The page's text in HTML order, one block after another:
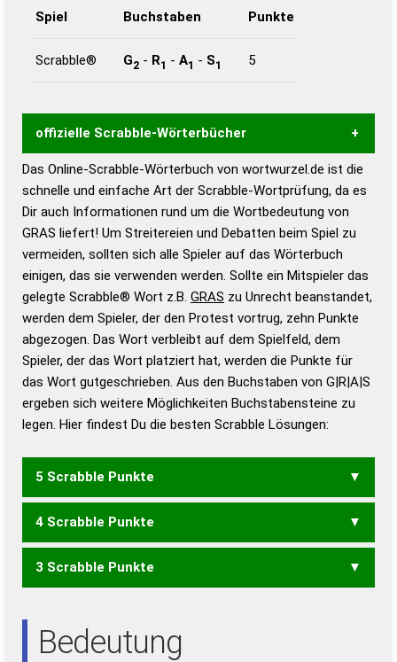
Spiel Buchstaben Punkte
Scrabble® G2 - R1 - A1 - S1 5
offizielle Scrabble-Wörterbücher
Wortwurzel liefert mit Hilfe eines semantischen
Wortanalyse-Algorithmus gute Anhaltspunkte zu
Wortbedeutung, Worttrennung und Wortform, um die
Gültigkeit eines Wortes für das Scrabble-Spiel zu
bestimmen!
zugelassene Turnier Scrabble-
Wörterbücher sind:
Duden – Standardwerk in 12 Bänden
Duden – Richtiges und gutes
Deutsch
Duden – Die deutsche Grammatik
Duden – Deutsches
Universalwörterbuch
Das Online-Scrabble-Wörterbuch von wortwurzel.de ist die
schnelle und einfache Art der Scrabble-Wortprüfung, da es
Dir auch Informationen rund um die Wortbedeutung von
GRAS liefert! Um Streitereien und Debatten beim Spiel zu
vermeiden, sollten sich alle Spieler auf das Wörterbuch
einigen, das sie verwenden werden. Sollte ein Mitspieler das
gelegte Scrabble® Wort z.B. GRAS zu Unrecht beanstandet,
werden dem Spieler, der den Protest vortrug, zehn Punkte
abgezogen. Das Wort verbleibt auf dem Spielfeld, dem
Spieler, der das Wort platziert hat, werden die Punkte für
das Wort gutgeschrieben. Aus den Buchstaben von G|R|A|S
ergeben sich weitere Möglichkeiten Buchstabensteine zu
legen. Hier findest Du die besten Scrabble Lösungen:
5 Scrabble Punkte
ARGS RAGS SARG
4 Scrabble Punkte
AGS ARG GAR GAS RAG
3 Scrabble Punkte
Bedeutung